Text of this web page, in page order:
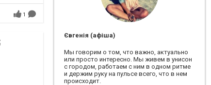
1
Євгенія (афіша)
Мы говорим о том, что важно, актуально
или просто интересно. Мы живем в унисон
с городом, работаем с ним в одном ритме
и держим руку на пульсе всего, что в нем
происходит.